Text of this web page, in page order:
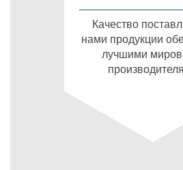
Качество
нами продукции
лучшими